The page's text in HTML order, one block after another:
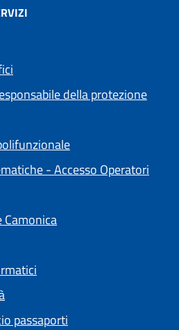
della protezione
- Accesso Operatori
Camonica
passaporti